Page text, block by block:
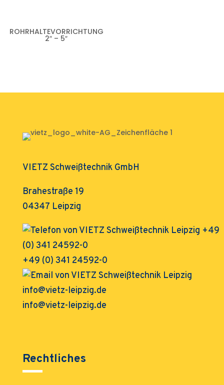
ROHRHALTEVORRICHTUNG
2″ – 5″
VIETZ Schweißtechnik GmbH
Brahestraße 19
04347 Leipzig
+49 (0) 341 24592-0
info@vietz-leipzig.de
Rechtliches